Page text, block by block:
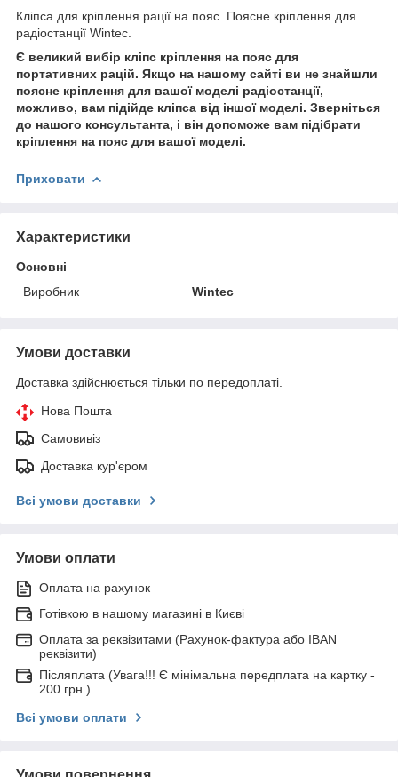
Кліпса для кріплення рації на пояс. Поясне кріплення для
радіостанції Wintec.
Є великий вибір кліпс кріплення на пояс для
портативних рацій. Якщо на нашому сайті ви не знайшли
поясне кріплення для вашої моделі радіостанції,
можливо, вам підійде кліпса від іншої моделі. Зверніться
до нашого консультанта, і він допоможе вам підібрати
кріплення на пояс для вашої моделі.
Приховати
Характеристики
Основні
Виробник
Wintec
Умови доставки
Доставка здійснюється тільки по передоплаті.
Нова Пошта
Самовивіз
Доставка кур'єром
Всі умови доставки
Умови оплати
Оплата на рахунок
Готівкою в нашому магазині в Києві
Оплата за реквізитами (Рахунок-фактура або IBAN
реквізити)
Післяплата (Увага!!! Є мінімальна передплата на картку -
200 грн.)
Всі умови оплати